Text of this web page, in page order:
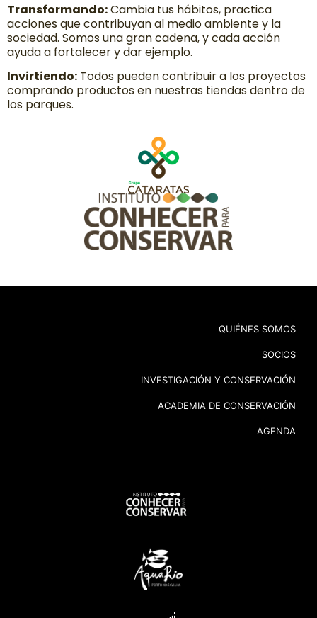
Transformando:Cambia tus hábitos, practica
acciones que contribuyan al medio ambiente y la
sociedad. Somos una gran cadena, y cada acción
ayuda a fortalecer y dar ejemplo.
Invirtiendo: Todos pueden contribuir a los proyectos
comprando productos en nuestras tiendas dentro de
los parques.
QUIÉNES SOMOS
SOCIOS
INVESTIGACIÓN Y CONSERVACIÓN
ACADEMIA DE CONSERVACIÓN
AGENDA